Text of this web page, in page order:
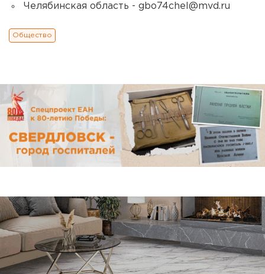
Челябинская область - gbo74chel@mvd.ru
Общество